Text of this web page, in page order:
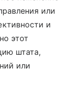
или
и
этот
штата,
или